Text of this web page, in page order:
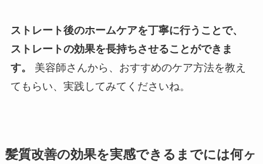
ストレート後のホームケアを丁寧に行うことで、
ストレートの効果を長持ちさせることができま
す。
美容師さんから、おすすめのケア方法を教え
てもらい、実践してみてくださいね。
髪質改善の効果を実感できるまでには何ヶ